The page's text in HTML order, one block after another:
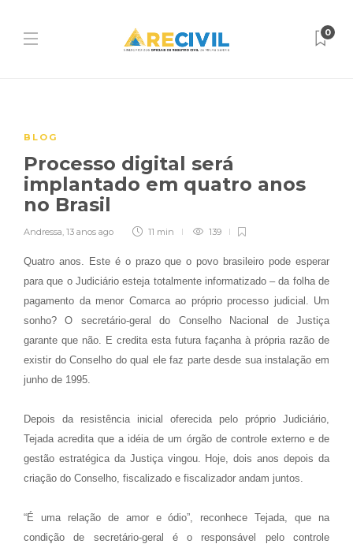
0
BLOG
Processo digital será
implantado em quatro anos
no Brasil
Andressa, 13 anos ago 11 min 139
Quatro anos. Este é o prazo que o povo brasileiro pode esperar
para que o Judiciário esteja totalmente informatizado – da folha de
pagamento da menor Comarca ao próprio processo judicial. Um
sonho? O secretário-geral do Conselho Nacional de Justiça
garante que não. E credita esta futura façanha à própria razão de
existir do Conselho do qual ele faz parte desde sua instalação em
junho de 1995.
Depois da resistência inicial oferecida pelo próprio Judiciário,
Tejada acredita que a idéia de um órgão de controle externo e de
gestão estratégica da Justiça vingou. Hoje, dois anos depois da
criação do Conselho, fiscalizado e fiscalizador andam juntos.
“É uma relação de amor e ódio”, reconhece Tejada, que na
condição de secretário-geral é o responsável pelo controle